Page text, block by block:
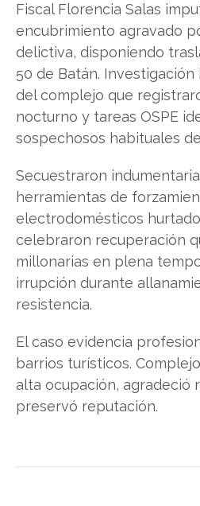
Fiscal Florencia Salas
encubrimiento agravado
delictiva, disponiendo
50 de Batán.
del complejo que
nocturno y tareas OSPE
sospechosos habituales
Secuestraron
herramientas de
electrodomésticos
celebraron recuperación
millonarias en plena
irrupción durante
resistencia.
El caso evidencia
barrios turísticos.
alta ocupación, agradeció
preservó reputación.